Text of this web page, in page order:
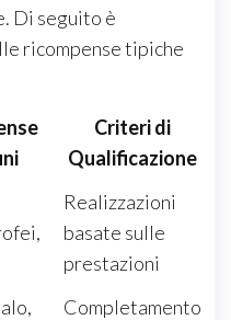
Di seguito è
ricompense tipiche
Criteri di
Qualificazione
Realizzazioni
basate sulle
prestazioni
Completamento